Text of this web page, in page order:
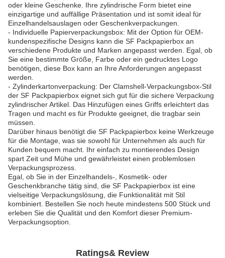
oder kleine Geschenke. Ihre zylindrische Form bietet eine
einzigartige und auffällige Präsentation und ist somit ideal für
Einzelhandelsauslagen oder Geschenkverpackungen.
- Individuelle Papierverpackungsbox: Mit der Option für OEM-
kundenspezifische Designs kann die SF Packpapierbox an
verschiedene Produkte und Marken angepasst werden. Egal, ob
Sie eine bestimmte Größe, Farbe oder ein gedrucktes Logo
benötigen, diese Box kann an Ihre Anforderungen angepasst
werden.
- Zylinderkartonverpackung: Der Clamshell-Verpackungsbox-Stil
der SF Packpapierbox eignet sich gut für die sichere Verpackung
zylindrischer Artikel. Das Hinzufügen eines Griffs erleichtert das
Tragen und macht es für Produkte geeignet, die tragbar sein
müssen.
Darüber hinaus benötigt die SF Packpapierbox keine Werkzeuge
für die Montage, was sie sowohl für Unternehmen als auch für
Kunden bequem macht. Ihr einfach zu montierendes Design
spart Zeit und Mühe und gewährleistet einen problemlosen
Verpackungsprozess.
Egal, ob Sie in der Einzelhandels-, Kosmetik- oder
Geschenkbranche tätig sind, die SF Packpapierbox ist eine
vielseitige Verpackungslösung, die Funktionalität mit Stil
kombiniert. Bestellen Sie noch heute mindestens 500 Stück und
erleben Sie die Qualität und den Komfort dieser Premium-
Verpackungsoption.
Ratings& Review